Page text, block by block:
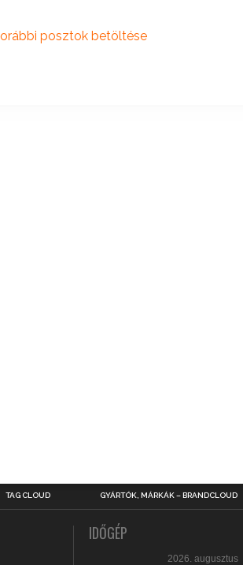
posztok betöltése
TAG CLOUD GYÁRTÓK, MÁRKÁK – BRANDCLOUD
IDŐGÉP
2026. augusztus